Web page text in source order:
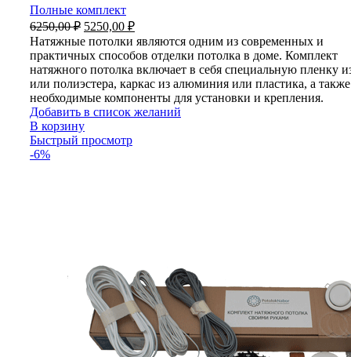
Полные комплект
6250,00₽ Первоначальная
цена
составляла
6250,00 ₽.
5250,00 ₽Текущая
цена:
5250,00 ₽.
Натяжные потолки являются одним из современных и
практичных способов отделки потолка в доме. Комплект
натяжного потолка включает в себя специальную пленку
или полиэстера, каркас из алюминия или пластика, а также
необходимые компоненты для установки и крепления.
Добавить в список желаний
В корзину
Быстрый просмотр
-6%